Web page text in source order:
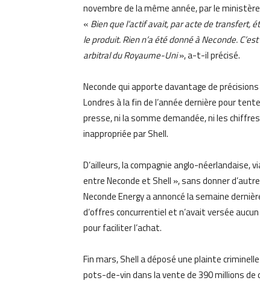
novembre de la même année, par le
« Bien que l’actif avait, par acte de transfert,
le produit. Rien n’a été donné à Neconde.
arbitral du Royaume-Uni», a-t-il précisé.
Neconde qui apporte davantage de
Londres à la fin de l’année dernière pour
presse, ni la somme demandée, ni les
inappropriée par Shell.
D’ailleurs, la compagnie anglo-
entre Neconde et Shell », sans donner
Neconde Energy a annoncé la semaine
d’offres concurrentiel et n’avait versée
pour faciliter l’achat.
Fin mars, Shell a déposé une plainte
pots-de-vin dans la vente de 390 millions de